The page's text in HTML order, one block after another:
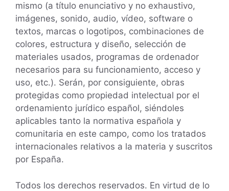
mismo (a título enunciativo y no exhaustivo,
imágenes, sonido, audio, vídeo, software o
textos, marcas o logotipos, combinaciones de
colores, estructura y diseño, selección de
materiales usados, programas de ordenador
necesarios para su funcionamiento, acceso y
uso, etc.). Serán, por consiguiente, obras
protegidas como propiedad intelectual por el
ordenamiento jurídico español, siéndoles
aplicables tanto la normativa española y
comunitaria en este campo, como los tratados
internacionales relativos a la materia y suscritos
por España.
Todos los derechos reservados. En virtud de lo